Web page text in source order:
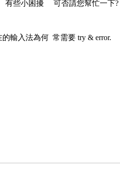
有些小困擾 可否請您幫忙一下?
輸入法為何 常需要 try & error.